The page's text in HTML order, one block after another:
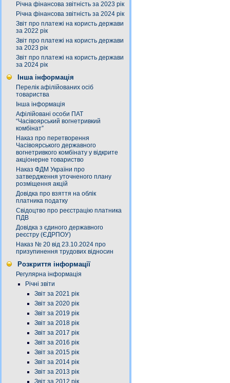
Річна фінансова звітність за 2023 рік
Річна фінансова звітність за 2024 рік
Звіт про платежі на користь держави
за 2022 рік
Звіт про платежі на користь держави
за 2023 рік
Звіт про платежі на користь держави
за 2024 рік
Інша інформація
Перелік афілійованих осіб
товариства
Інша інформація
Афілійовані особи ПАТ
“Часівоярський вогнетривкий
комбінат”
Наказ про перетворення
Часівоярського державного
вогнетривкого комбінату у відкрите
акціонерне товариство
Наказ ФДМ України про
затвердження уточненого плану
розміщення акцій
Довідка про взяття на облік
платника податку
Свідоцтво про реєстрацію платника
ПДВ
Довідка з єдиного державного
реєстру (ЄДРПОУ)
Наказ № 20 від 23.10.2024 про
призупинення трудових відносин
Розкриття інформації
Регулярна інформація
Річні звіти
Звіт за 2021 рік
Звіт за 2020 рік
Звіт за 2019 рік
Звіт за 2018 рік
Звіт за 2017 рік
Звіт за 2016 рік
Звіт за 2015 рік
Звіт за 2014 рік
Звіт за 2013 рік
Звіт за 2012 рік